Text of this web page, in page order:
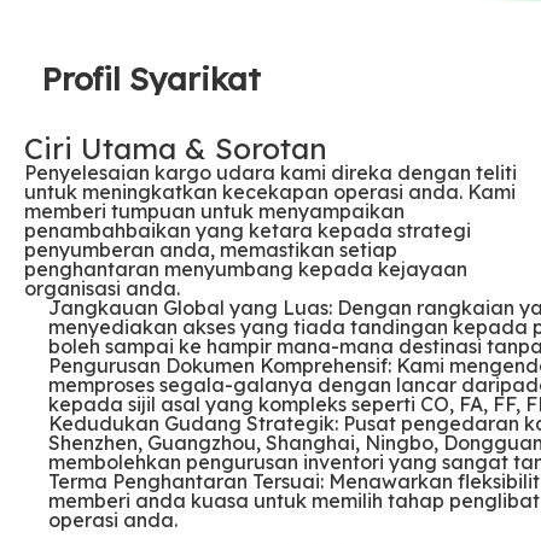
Profil Syarikat
Ciri Utama & Sorotan
Penyelesaian kargo udara kami direka dengan teliti
untuk meningkatkan kecekapan operasi anda. Kami
memberi tumpuan untuk menyampaikan
penambahbaikan yang ketara kepada strategi
penyumberan anda, memastikan setiap
penghantaran menyumbang kepada kejayaan
organisasi anda.
Jangkauan Global yang Luas: Dengan rangkaian
menyediakan akses yang tiada tandingan
boleh sampai ke hampir mana-mana destinasi
Pengurusan Dokumen Komprehensif: Kami
memproses segala-galanya dengan lancar
kepada sijil asal yang kompleks seperti CO, FA, FF,
Kedudukan Gudang Strategik: Pusat pengedaran
Shenzhen, Guangzhou, Shanghai, Ningbo,
membolehkan pengurusan inventori yang sangat
Terma Penghantaran Tersuai: Menawarkan
memberi anda kuasa untuk memilih tahap
operasi anda.